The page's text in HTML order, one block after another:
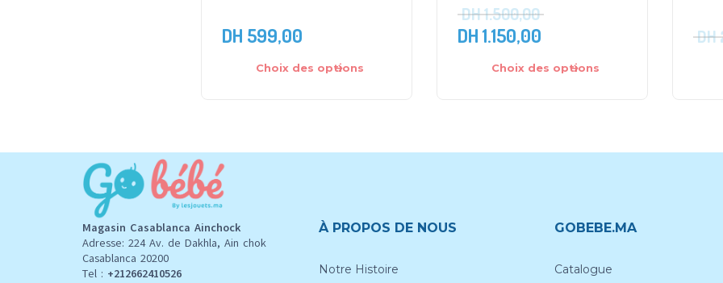
DH 599,00
Choix des options
DH1.500,00
DH1.150,00
Choix des options
DH
Magasin Casablanca Ainchock
Adresse: 224 Av. de Dakhla, Ain chok
Casablanca 20200
Tel : +212662410526
À PROPOS DE NOUS
Notre Histoire
GOBEBE.MA
Catalogue